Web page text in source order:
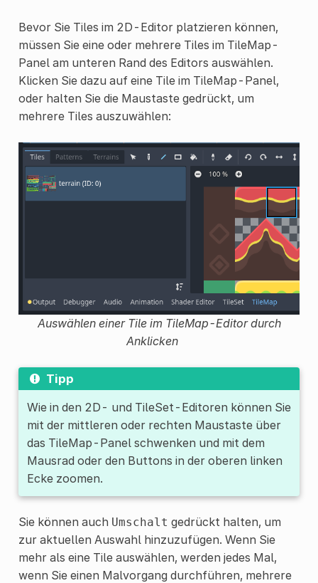
Bevor Sie Tiles im 2D-Editor platzieren können,
müssen Sie eine oder mehrere Tiles im TileMap-
Panel am unteren Rand des Editors auswählen.
Klicken Sie dazu auf eine Tile im TileMap-Panel,
oder halten Sie die Maustaste gedrückt, um
mehrere Tiles auszuwählen:
Auswählen einer Tile im TileMap-Editor durch
Anklicken
Tipp
Wie in den 2D- und TileSet-Editoren können Sie
mit der mittleren oder rechten Maustaste über
das TileMap-Panel schwenken und mit dem
Mausrad oder den Buttons in der oberen linken
Ecke zoomen.
Sie können auch Umschalt gedrückt halten, um
zur aktuellen Auswahl hinzuzufügen. Wenn Sie
mehr als eine Tile auswählen, werden jedes Mal,
wenn Sie einen Malvorgang durchführen, mehrere